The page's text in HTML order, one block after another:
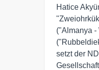
Hatice
("Almanya
setzt der